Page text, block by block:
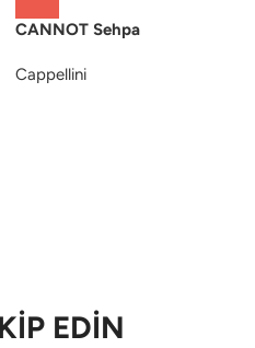
CANNOT Sehpa
Cappellini
EDİN